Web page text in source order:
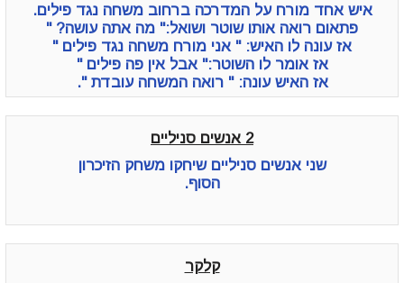
איש אחד מורח על המדרכה ברחוב משחה נגד פילים.
פתאום רואה אותו שוטר ושואל:" מה אתה עושה? "
אז עונה לו האיש: " אני מורח משחה נגד פילים "
אז אומר לו השוטר:" אבל אין פה פילים "
אז האיש עונה: " רואה המשחה עובדת ".
2 אנשים סניליים
שני אנשים סניליים שיחקו משחק הזיכרון
הסוף.
קלקר